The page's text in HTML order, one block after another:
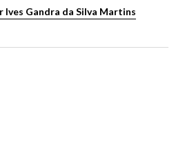
Ives Gandra da Silva Martins